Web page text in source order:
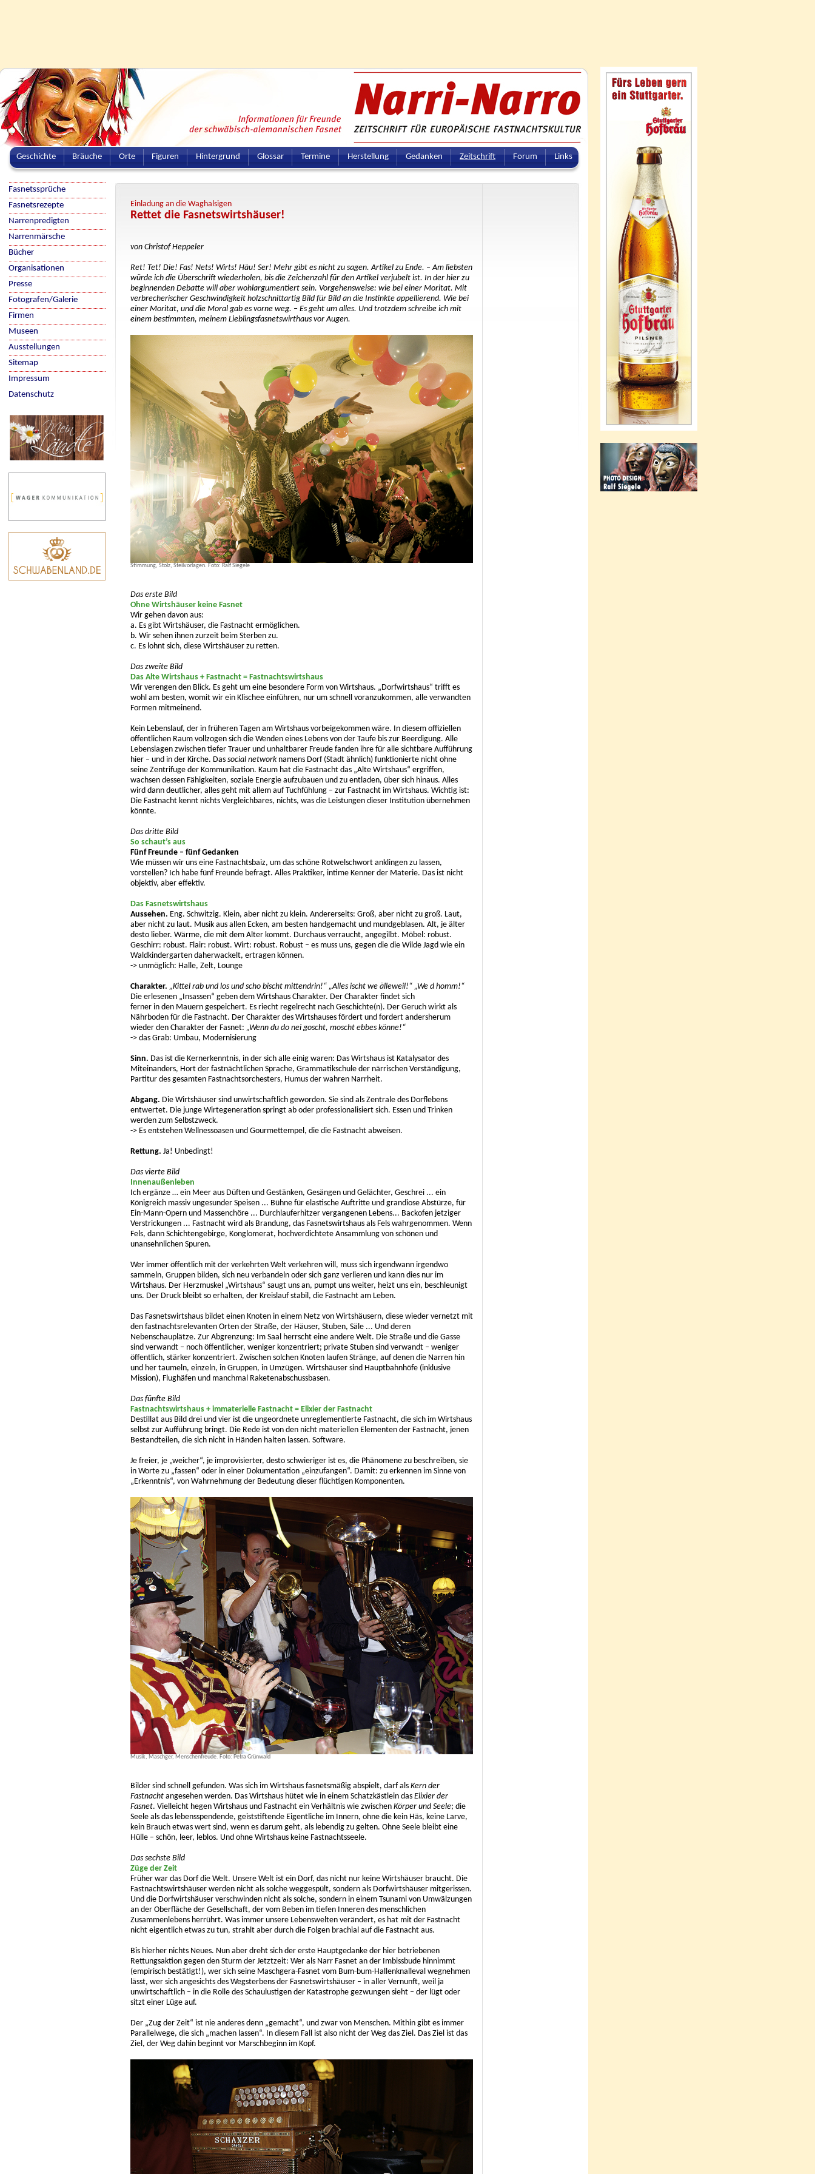
Geschichte Bräuche Orte Figuren Hintergrund Glossar Termine Herstellung Gedanken Zeitschrift Forum Links
Einladung an die Waghalsigen
Rettet die Fasnetswirtshäuser!
von Christof Heppeler
Ret! Tet! Die! Fas! Nets! Wirts! Häu! Ser! Mehr gibt es nicht zu sagen. Artikel zu Ende. – Am liebsten
würde ich die Überschrift wiederholen, bis die Zeichenzahl für den Artikel verjubelt ist. In der hier zu
beginnenden Debatte will aber wohlargumentiert sein. Vorgehensweise: wie bei einer Moritat. Mit
verbrecherischer Geschwindigkeit holzschnittartig Bild für Bild an die Instinkte appellierend. Wie bei
einer Moritat, und die Moral gab es vorne weg. – Es geht um alles. Und trotzdem schreibe ich mit
einem bestimmten, meinem Lieblingsfasnetswirthaus vor Augen.
Stimmung, Stolz, Steilvorlagen. Foto: Ralf Siegele
Das erste Bild
Ohne Wirtshäuser keine Fasnet
Wir gehen davon aus:
a. Es gibt Wirtshäuser, die Fastnacht ermöglichen.
b. Wir sehen ihnen zurzeit beim Sterben zu.
c. Es lohnt sich, diese Wirtshäuser zu retten.
Das zweite Bild
Das Alte Wirtshaus + Fastnacht = Fastnachtswirtshaus
Wir verengen den Blick. Es geht um eine besondere Form von Wirtshaus. „Dorfwirtshaus“ trifft es
wohl am besten, womit wir ein Klischee einführen, nur um schnell voranzukommen, alle verwandten
Formen mitmeinend.
Kein Lebenslauf, der in früheren Tagen am Wirtshaus vorbeigekommen wäre. In diesem offiziellen
öffentlichen Raum vollzogen sich die Wenden eines Lebens von der Taufe bis zur Beerdigung. Alle
Lebenslagen zwischen tiefer Trauer und unhaltbarer Freude fanden ihre für alle sichtbare Aufführung
hier – und in der Kirche. Das social networknamens Dorf (Stadt ähnlich) funktionierte nicht ohne
seine Zentrifuge der Kommunikation. Kaum hat die Fastnacht das „Alte Wirtshaus“ ergriffen,
wachsen dessen Fähigkeiten, soziale Energie aufzubauen und zu entladen, über sich hinaus. Alles
wird dann deutlicher, alles geht mit allem auf Tuchfühlung – zur Fastnacht im Wirtshaus. Wichtig ist:
Die Fastnacht kennt nichts Vergleichbares, nichts, was die Leistungen dieser Institution übernehmen
könnte.
Das dritte Bild
So schaut’s aus
Fünf Freunde – fünf Gedanken
Wie müssen wir uns eine Fastnachtsbaiz, um das schöne Rotwelschwort anklingen zu lassen,
vorstellen? Ich habe fünf Freunde befragt. Alles Praktiker, intime Kenner der Materie. Das ist nicht
objektiv, aber effektiv.
Das Fasnetswirtshaus
Aussehen. Eng. Schwitzig. Klein, aber nicht zu klein. Andererseits: Groß, aber nicht zu groß. Laut,
aber nicht zu laut. Musik aus allen Ecken, am besten handgemacht und mundgeblasen. Alt, je älter
desto lieber. Wärme, die mit dem Alter kommt. Durchaus verraucht, angegilbt. Möbel: robust.
Geschirr: robust. Flair: robust. Wirt: robust. Robust – es muss uns, gegen die die Wilde Jagd wie ein
Waldkindergarten daherwackelt, ertragen können.
-> unmöglich: Halle, Zelt, Lounge
Charakter. „Kittel rab und los und scho bischt mittendrin!“ „Alles ischt we älleweil!“ „We d homm!“
Die erlesenen „Insassen“ geben dem Wirtshaus Charakter. Der Charakter findet sich
ferner in den Mauern gespeichert. Es riecht regelrecht nach Geschichte(n). Der Geruch wirkt als
Nährboden für die Fastnacht. Der Charakter des Wirtshauses fördert und fordert andersherum
wieder den Charakter der Fasnet: „Wenn du do nei goscht, moscht ebbes könne!“
-> das Grab: Umbau, Modernisierung
Sinn. Das ist die Kernerkenntnis, in der sich alle einig waren: Das Wirtshaus ist Katalysator des
Miteinanders, Hort der fastnächtlichen Sprache, Grammatikschule der närrischen Verständigung,
Partitur des gesamten Fastnachtsorchesters, Humus der wahren Narrheit.
Abgang. Die Wirtshäuser sind unwirtschaftlich geworden. Sie sind als Zentrale des Dorflebens
entwertet. Die junge Wirtegeneration springt ab oder professionalisiert sich. Essen und Trinken
werden zum Selbstzweck.
-> Es entstehen Wellnessoasen und Gourmettempel, die die Fastnacht abweisen.
Rettung. Ja! Unbedingt!
Das vierte Bild
Innenaußenleben
Ich ergänze … ein Meer aus Düften und Gestänken, Gesängen und Gelächter, Geschrei ... ein
Königreich massiv ungesunder Speisen ... Bühne für elastische Auftritte und grandiose Abstürze, für
Ein-Mann-Opern und Massenchöre ... Durchlauferhitzer vergangenen Lebens... Backofen jetziger
Verstrickungen ... Fastnacht wird als Brandung, das Fasnetswirtshaus als Fels wahrgenommen. Wenn
Fels, dann Schichtengebirge, Konglomerat, hochverdichtete Ansammlung von schönen und
unansehnlichen Spuren.
Wer immer öffentlich mit der verkehrten Welt verkehren will, muss sich irgendwann irgendwo
sammeln, Gruppen bilden, sich neu verbandeln oder sich ganz verlieren und kann dies nur im
Wirtshaus. Der Herzmuskel „Wirtshaus“ saugt uns an, pumpt uns weiter, heizt uns ein, beschleunigt
uns. Der Druck bleibt so erhalten, der Kreislauf stabil, die Fastnacht am Leben.
Das Fasnetswirtshaus bildet einen Knoten in einem Netz von Wirtshäusern, diese wieder vernetzt mit
den fastnachtsrelevanten Orten der Straße, der Häuser, Stuben, Säle ... Und deren
Nebenschauplätze. Zur Abgrenzung: Im Saal herrscht eine andere Welt. Die Straße und die Gasse
sind verwandt – noch öffentlicher, weniger konzentriert; private Stuben sind verwandt – weniger
öffentlich, stärker konzentriert. Zwischen solchen Knoten laufen Stränge, auf denen die Narren hin
und her taumeln, einzeln, in Gruppen, in Umzügen. Wirtshäuser sind Hauptbahnhöfe (inklusive
Mission), Flughäfen und manchmal Raketenabschussbasen.
Das fünfte Bild
Fastnachtswirtshaus + immaterielle Fastnacht = Elixier der Fastnacht
Destillat aus Bild drei und vier ist die ungeordnete unreglementierte Fastnacht, die sich im Wirtshaus
selbst zur Aufführung bringt. Die Rede ist von den nicht materiellen Elementen der Fastnacht, jenen
Bestandteilen, die sich nicht in Händen halten lassen. Soft­ware.
Je freier, je „weicher“, je improvisierter, desto schwieriger ist es, die Phänomene zu beschreiben, sie
in Worte zu „fassen“ oder in einer Dokumentation „einzufangen“. Damit: zu erkennen im Sinne von
„Erkenntnis“, von Wahrnehmung der Bedeutung dieser flüchtigen Komponenten.
Musik, Maschger, Menschenfreude. Foto: Petra Grünwald
Bilder sind schnell gefunden. Was sich im Wirtshaus fasnetsmäßig abspielt, darf als Kern der
Fastnacht angesehen werden. Das Wirtshaus hütet wie in einem Schatzkästlein das Elixier der
Fasnet. Vielleicht hegen Wirtshaus und Fastnacht ein Verhältnis wie zwischen Körper und Seele; die
Seele als das lebensspendende, geiststiftende Eigentliche im Innern, ohne die kein Häs, keine Larve,
kein Brauch etwas wert sind, wenn es darum geht, als lebendig zu gelten. Ohne Seele bleibt eine
Hülle – schön, leer, leblos. Und ohne Wirtshaus keine Fastnachtsseele.
Das sechste Bild
Züge der Zeit
Früher war das Dorf die Welt. Unsere Welt ist ein Dorf, das nicht nur keine Wirtshäuser braucht. Die
Fastnachtswirtshäuser werden nicht als solche weggespült, sondern als Dorfwirtshäuser mitgerissen.
Und die Dorfwirtshäuser verschwinden nicht als solche, sondern in einem Tsunami von Umwälzungen
an der Oberfläche der Gesellschaft, der vom Beben im tiefen Inneren des menschlichen
Zusammenlebens herrührt. Was immer unsere Lebenswelten verändert, es hat mit der Fastnacht
nicht eigentlich etwas zu tun, strahlt aber durch die Folgen brachial auf die Fastnacht aus.
Bis hierher nichts Neues. Nun aber dreht sich der erste Hauptgedanke der hier betriebenen
Rettungsaktion gegen den Sturm der Jetztzeit: Wer als Narr Fasnet an der Imbissbude hinnimmt
(empirisch bestätigt!), wer sich seine Maschgera-Fasnet vom Bum-bum-Hallenknalleval wegnehmen
lässt, wer sich angesichts des Wegsterbens der Fasnetswirtshäuser – in aller Vernunft, weil ja
unwirtschaftlich – in die Rolle des Schaulustigen der Katastrophe gezwungen sieht – der lügt oder
sitzt einer Lüge auf.
Der „Zug der Zeit“ ist nie anderes denn „gemacht“, und zwar von Menschen. Mithin gibt es immer
Parallelwege, die sich „machen lassen“. In diesem Fall ist also nicht der Weg das Ziel. Das Ziel ist das
Ziel, der Weg dahin beginnt vor Marschbeginn im Kopf.
Fasnetssprüche
Fasnetsrezepte
Narrenpredigten
Narrenmärsche
Bücher
Organisationen
Presse
Fotografen/Galerie
Firmen
Museen
Ausstellungen
Sitemap
Impressum
Datenschutz